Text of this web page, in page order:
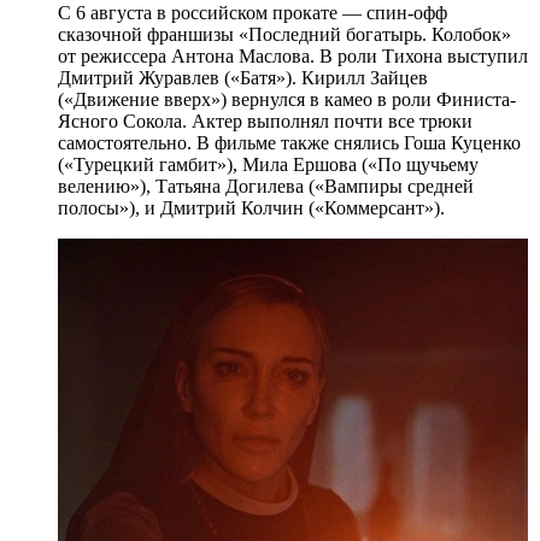
С 6 августа в российском прокате — спин-офф
сказочной франшизы «Последний богатырь. Колобок»
от режиссера Антона Маслова. В роли Тихона выступил
Дмитрий Журавлев («Батя»). Кирилл Зайцев
(«Движение вверх») вернулся в камео в роли Финиста-
Ясного Сокола. Актер выполнял почти все трюки
самостоятельно. В фильме также снялись Гоша Куценко
(«Турецкий гамбит»), Мила Ершова («По щучьему
велению»), Татьяна Догилева («Вампиры средней
полосы»), и Дмитрий Колчин («Коммерсант»).